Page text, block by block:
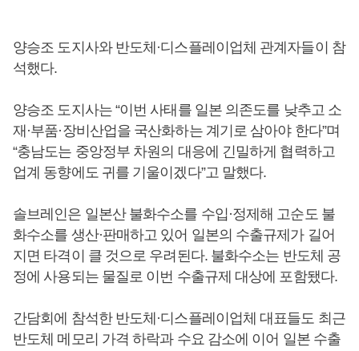
양승조 도지사와 반도체·디스플레이업체 관계자들이 참
석했다.
양승조 도지사는 “이번 사태를 일본 의존도를 낮추고 소
재·부품·장비산업을 국산화하는 계기로 삼아야 한다”며
“충남도는 중앙정부 차원의 대응에 긴밀하게 협력하고
업계 동향에도 귀를 기울이겠다”고 말했다.
솔브레인은 일본산 불화수소를 수입·정제해 고순도 불
화수소를 생산·판매하고 있어 일본의 수출규제가 길어
지면 타격이 클 것으로 우려된다. 불화수소는 반도체 공
정에 사용되는 물질로 이번 수출규제 대상에 포함됐다.
간담회에 참석한 반도체·디스플레이업체 대표들도 최근
반도체 메모리 가격 하락과 수요 감소에 이어 일본 수출